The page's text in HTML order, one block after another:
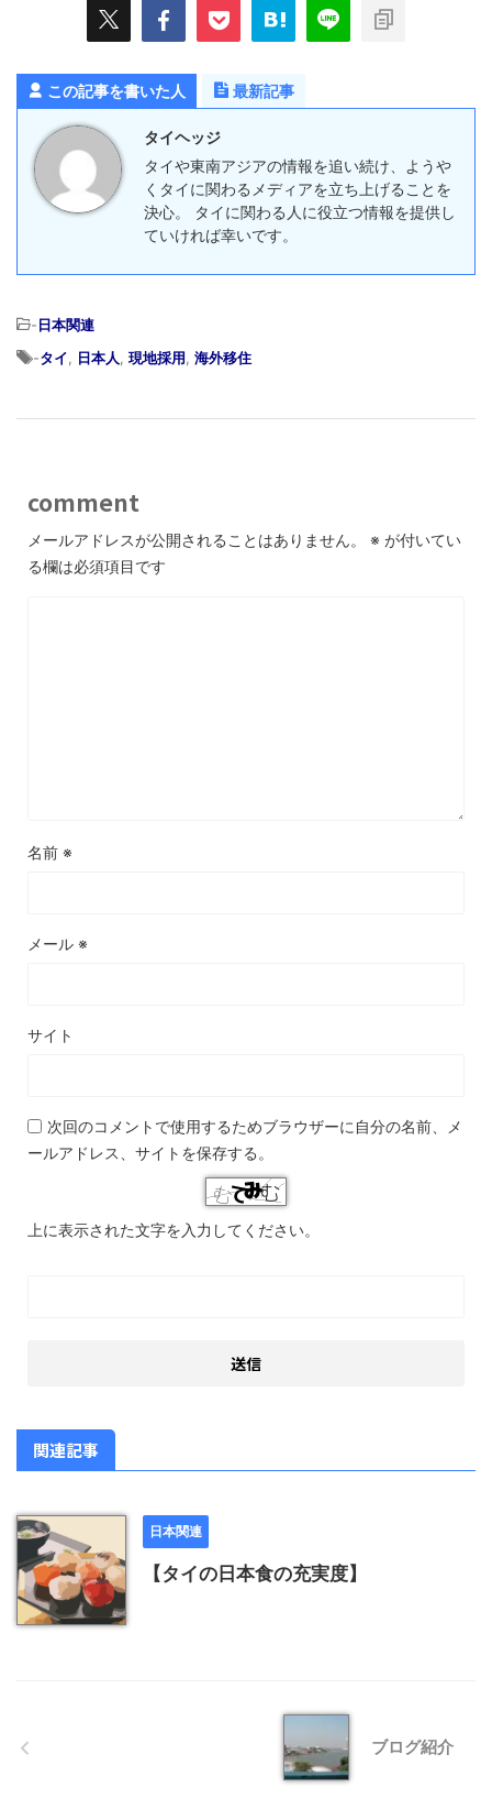
この記事を書いた人 最新記事
タイヘッジ
タイや東南アジアの情報を追い続け、ようや
くタイに関わるメディアを立ち上げることを
決心。 タイに関わる人に役立つ情報を提供し
ていければ幸いです。
-日本関連
-タイ 日本人 現地採用 海外移住
comment
メールアドレスが公開されることはありません。 ※ が付いてい
る欄は必須項目です
名前 ※
メール ※
サイト
次回のコメントで使用するためブラウザーに自分の名前、メ
ールアドレス、サイトを保存する。
上に表示された文字を入力してください。
関連記事
日本関連
【タイの日本食の充実度】
ブログ紹介